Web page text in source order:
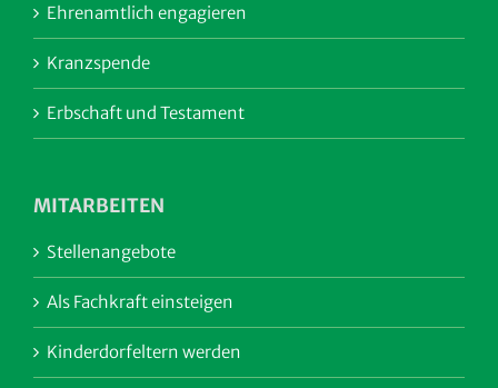
Ehrenamtlich engagieren
Kranzspende
Erbschaft und Testament
MITARBEITEN
Stellenangebote
Als Fachkraft einsteigen
Kinderdorfeltern werden